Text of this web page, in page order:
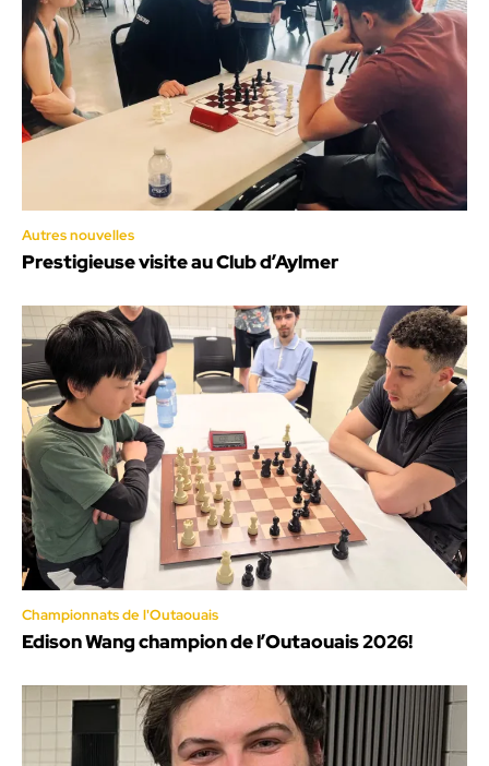
Autres nouvelles
Prestigieuse visite au Club d’Aylmer
Championnats de l'Outaouais
Edison Wang champion de l’Outaouais 2026!